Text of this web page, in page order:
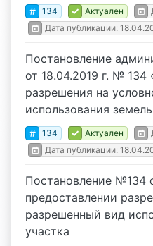
134 Актуален
Дата публикации:
Постановление
от 18.04.2019 г. № 134
разрешения на
использования
134 Актуален
Дата публикации:
Постановление №134
предоставлении
разрешенный вид
участка